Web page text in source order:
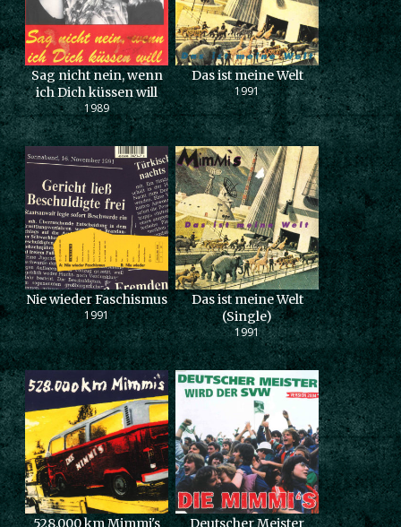
Sag nicht nein, wenn
ich Dich küssen will
1989
Das ist meine Welt
1991
Nie wieder Faschismus
1991
Das ist meine Welt
(Single)
1991
528.000 km Mimmi's
Deutscher Meister